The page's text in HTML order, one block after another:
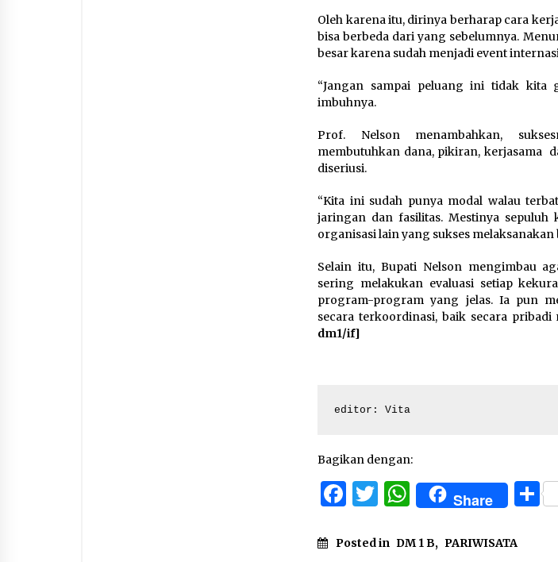
Oleh karena itu, dirinya berharap cara
bisa berbeda dari yang sebelumnya.
besar karena sudah menjadi event
“Jangan sampai peluang ini tidak kita
imbuhnya.
Prof. Nelson menambahkan,
membutuhkan dana, pikiran, kerjasama
diseriusi.
“Kita ini sudah punya modal walau
jaringan dan fasilitas. Mestinya
organisasi lain yang sukses melaksanakan
Selain itu, Bupati Nelson mengimbau
sering melakukan evaluasi setiap
program-program yang jelas. Ia pun
secara terkoordinasi, baik secara pribadi
dm1/if]
editor: Vita
Bagikan dengan:
Facebook
Twitter
WhatsApp
Share
Posted in DM 1 B, PARIWISATA